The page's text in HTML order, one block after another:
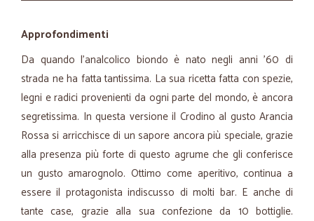
Approfondimenti
Da quando l’analcolico biondo è nato negli anni ’60 di
strada ne ha fatta tantissima. La sua ricetta fatta con spezie,
legni e radici provenienti da ogni parte del mondo, è ancora
segretissima. In questa versione il Crodino al gusto Arancia
Rossa si arricchisce di un sapore ancora più speciale, grazie
alla presenza più forte di questo agrume che gli conferisce
un gusto amarognolo. Ottimo come aperitivo, continua a
essere il protagonista indiscusso di molti bar. E anche di
tante case, grazie alla sua confezione da 10 bottiglie.